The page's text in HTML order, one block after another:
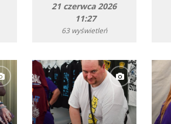
21 czerwca 2026
11:27
63 wyświetleń